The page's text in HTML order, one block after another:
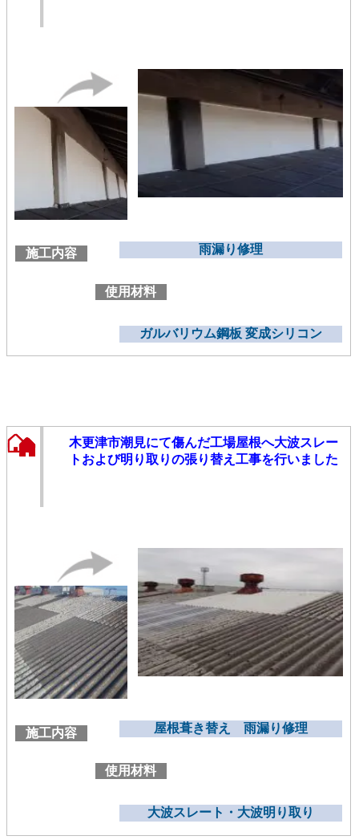
施工内容 雨漏り修理
使用材料
ガルバリウム鋼板 変成シリコン
木更津市潮見にて傷んだ工場屋根へ大波スレー
トおよび明り取りの張り替え工事を行いました
施工内容 屋根葺き替え 雨漏り修理
使用材料
大波スレート・大波明り取り